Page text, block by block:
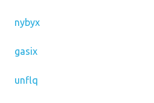
nybyx
gasix
unflq